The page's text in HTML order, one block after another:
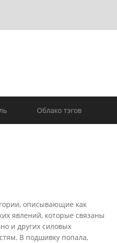
Облако тэгов
описывающие как
явлений, которые связаны
и других силовых
В подшивку попала,